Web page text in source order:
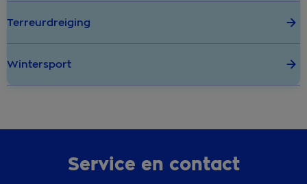
Terreurdreiging
Wintersport
Service en contact